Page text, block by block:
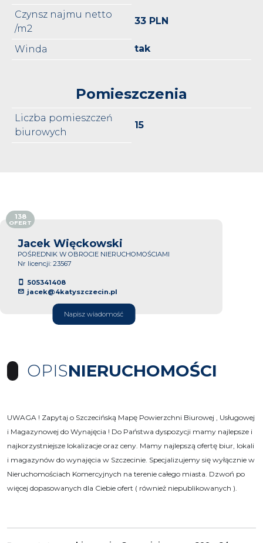
Czynsz najmu netto
/m2
33 PLN
Winda tak
Pomieszczenia
Liczba pomieszczeń
biurowych
15
Jacek Więckowski
POŚREDNIK W OBROCIE NIERUCHOMOŚCIAMI
Nr licencji: 23567
505341408
jacek@4katyszczecin.pl
Napisz wiadomość
138
OFERT
OPISNIERUCHOMOŚCI
UWAGA ! Zapytaj o Szczecińską Mapę Powierzchni Biurowej , Usługowej
i Magazynowej do Wynajęcia ! Do Państwa dyspozycji mamy najlepsze i
najkorzystniejsze lokalizacje oraz ceny. Mamy najlepszą ofertę biur, lokali
i magazynów do wynajęcia w Szczecinie. Specjalizujemy się wyłącznie w
Nieruchomościach Komercyjnych na terenie całego miasta. Dzwoń po
więcej dopasowanych dla Ciebie ofert ( również niepublikowanych ).